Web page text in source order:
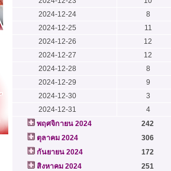
2024-12-24
8
2024-12-25
11
2024-12-26
12
2024-12-27
12
2024-12-28
8
2024-12-29
9
2024-12-30
3
2024-12-31
4
พฤศจิกายน 2024
242
ตุลาคม 2024
306
กันยายน 2024
172
สิงหาคม 2024
251